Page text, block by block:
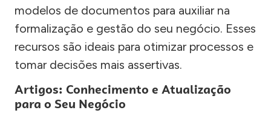
modelos de documentos para auxiliar na
formalização e gestão do seu negócio. Esses
recursos são ideais para otimizar processos e
tomar decisões mais assertivas.
Artigos: Conhecimento e Atualização
para o Seu Negócio